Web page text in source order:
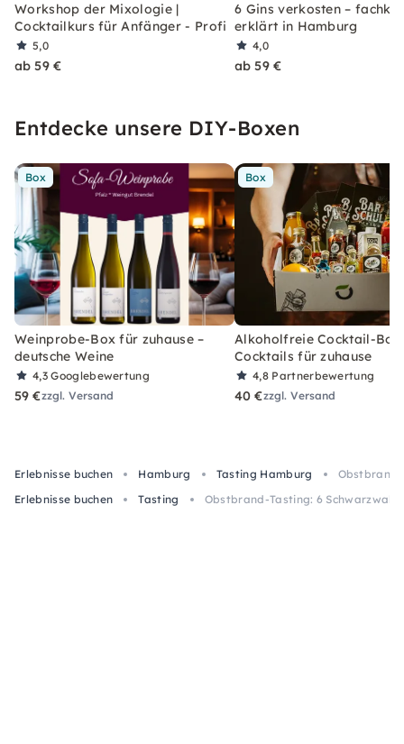
Workshop der Mixologie |
Cocktailkurs für Anfänger - Profi
5,0
ab 59 €
6 Gins verkosten –
erklärt in Hamburg
4,0
ab 59 €
Entdecke unsere DIY-Boxen
Box
Weinprobe-Box für zuhause –
deutsche Weine
4,3Googlebewertung
59 €zzgl. Versand
Box
Alkoholfreie Cocktail-Box
Cocktails für zuhause
4,8 Partnerbewertung
40 €zzgl. Versand
Erlebnisse buchen Hamburg Tasting Hamburg
Erlebnisse buchen
Tasting Obstbrand-Tasting: 6